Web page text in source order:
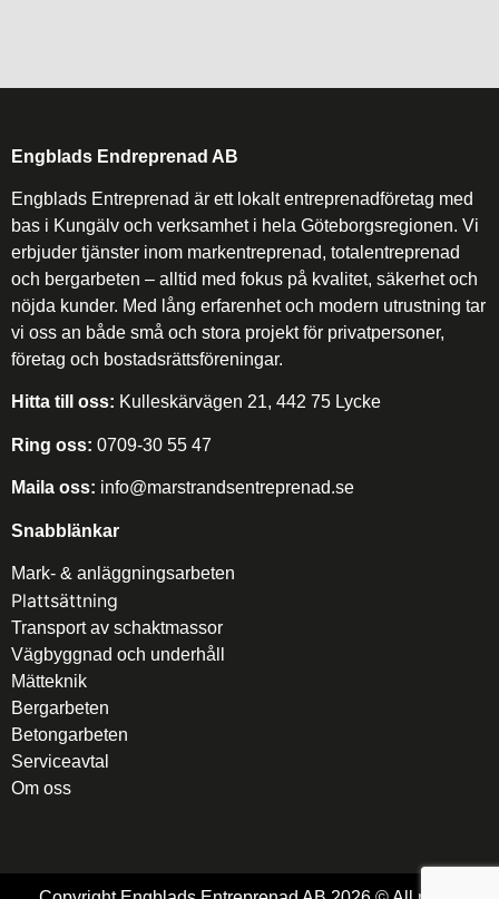
Engblads Endreprenad AB
Engblads Entreprenad är ett lokalt entreprenadföretag med
bas i Kungälv och verksamhet i hela Göteborgsregionen. Vi
erbjuder tjänster inom markentreprenad, totalentreprenad
och bergarbeten – alltid med fokus på kvalitet, säkerhet och
nöjda kunder. Med lång erfarenhet och modern utrustning tar
vi oss an både små och stora projekt för privatpersoner,
företag och bostadsrättsföreningar.
Hitta till oss: Kulleskärvägen 21, 442 75 Lycke​
Ring oss: 0709-30 55 47
Maila oss: info@marstrandsentreprenad.se
Snabblänkar
Mark- & anläggningsarbeten
Plattsättning
Transport av schaktmassor
Vägbyggnad och underhåll
Mätteknik
Bergarbeten
Betongarbeten
Serviceavtal
Om oss